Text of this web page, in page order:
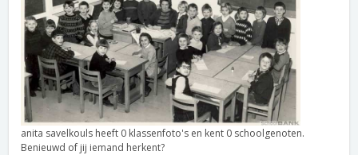
anita savelkouls heeft 0 klassenfoto's en kent 0 schoolgenoten.
Benieuwd of jij iemand herkent?